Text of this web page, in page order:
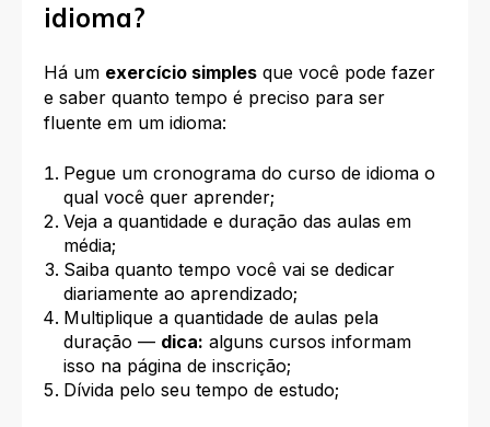
idioma?
Há um exercício simples que você pode fazer
e saber quanto tempo é preciso para ser
fluente em um idioma:
Pegue um cronograma do curso de idioma o
qual você quer aprender;
Veja a quantidade e duração das aulas em
média;
Saiba quanto tempo você vai se dedicar
diariamente ao aprendizado;
Multiplique a quantidade de aulas pela
duração — dica: alguns cursos informam
isso na página de inscrição;
Dívida pelo seu tempo de estudo;